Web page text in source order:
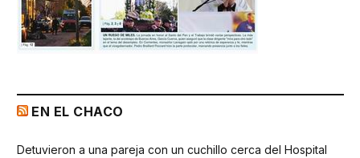
EN EL CHACO
Detuvieron a una pareja con un cuchillo cerca del Hospital